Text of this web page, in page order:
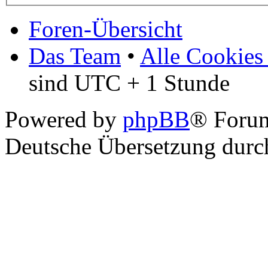
Foren-Übersicht
Das Team • Alle Cookies
sind UTC + 1 Stunde
Powered by phpBB®
Deutsche Übersetzung